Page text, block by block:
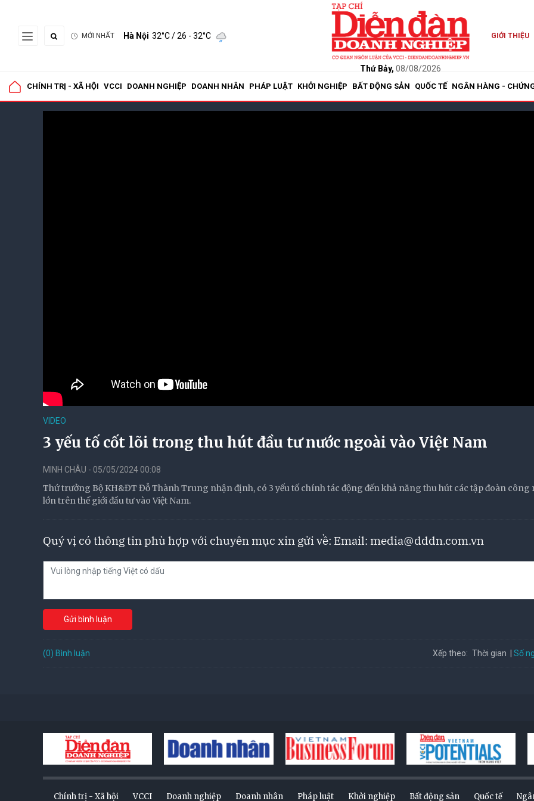
MỚI NHẤT Hà Nội 32°C/ 26 - 32°C
Thứ Bảy, 08/08/2026
GIỚI THIỆU
CHÍNH TRỊ - XÃ HỘI VCCI DOANH NGHIỆP DOANH NHÂN PHÁP LUẬT KHỞI NGHIỆP BẤT ĐỘNG SẢN QUỐC TẾ NGÂN HÀNG -
VIDEO
3 yếu tố cốt lõi trong thu hút đầu tư nước ngoài vào Việt Nam
MINH CHÂU - 05/05/2024 00:08
Thứ trưởng Bộ KH&ĐT Đỗ Thành Trung nhận định, có 3 yếu tố chính tác động đến khả năng thu hút các tập đoàn công
lớn trên thế giới đầu tư vào Việt Nam.
Quý vị có thông tin phù hợp với chuyên mục xin gửi về: Email: media@dddn.com.vn
Gửi bình luận
(0) Bình luận Xếp theo: Thời gian Số
Chính trị - Xã hội VCCI Doanh nghiệp Doanh nhân Pháp luật Khởi nghiệp Bất động sản Quốc tế